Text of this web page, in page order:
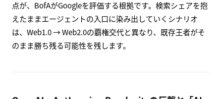
点が、BofAがGoogleを評価する根拠です。検索シェアを抱
えたままエージェントの入口に染み出していくシナリオ
は、Web1.0 → Web2.0の覇権交代と異なり、既存王者がそ
のまま勝ち残る可能性を残します。